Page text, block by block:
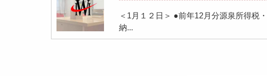
＜1月１２日＞ ●前年12月分源泉所得税
納...